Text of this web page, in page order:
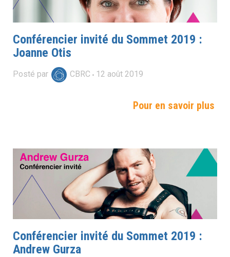
Conférencier invité du Sommet 2019 :
Joanne Otis
Posté par CBRC 12 août 2019
Pour en savoir plus
Conférencier invité du Sommet 2019 :
Andrew Gurza